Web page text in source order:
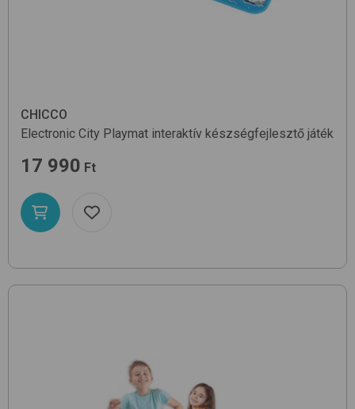
CHICCO
Electronic City Playmat interaktív készségfejlesztő játék
17 990 Ft